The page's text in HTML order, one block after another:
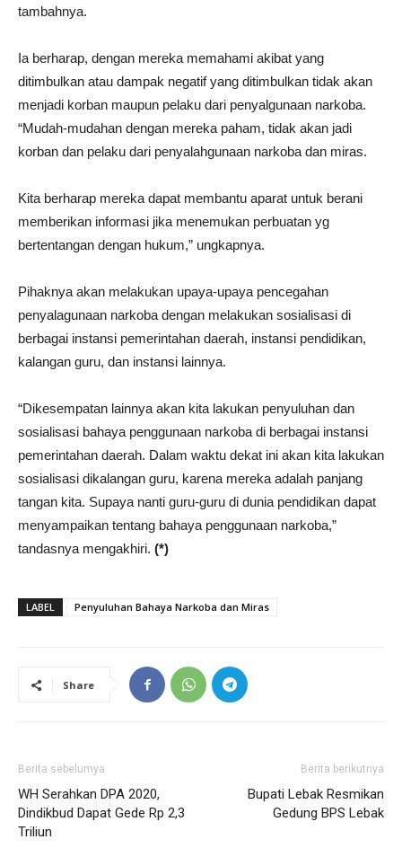
tambahnya.
Ia berharap, dengan mereka memahami akibat yang
ditimbulkan atau dampak negatif yang ditimbulkan tidak akan
menjadi korban maupun pelaku dari penyalgunaan narkoba.
“Mudah-mudahan dengan mereka paham, tidak akan jadi
korban dan pelaku dari penyalahgunaan narkoba dan miras.
Kita berharap mereka dapat membantu aparat untuk berani
memberikan informasi jika menemukan perbuatan yg
bertentangan dengan hukum,” ungkapnya.
Pihaknya akan melakukan upaya-upaya pencegahan
penyalagunaan narkoba dengan melakukan sosialisasi di
berbagai instansi pemerintahan daerah, instansi pendidikan,
kalangan guru, dan instansi lainnya.
“Dikesempatan lainnya akan kita lakukan penyuluhan dan
sosialisasi bahaya penggunaan narkoba di berbagai instansi
pemerintahan daerah. Dalam waktu dekat ini akan kita lakukan
sosialisasi dikalangan guru, karena mereka adalah panjang
tangan kita. Supaya nanti guru-guru di dunia pendidikan dapat
menyampaikan tentang bahaya penggunaan narkoba,”
tandasnya mengakhiri. (*)
LABEL Penyuluhan Bahaya Narkoba dan Miras
Share
Berita sebelumya
WH Serahkan DPA 2020,
Dindikbud Dapat Gede Rp 2,3
Triliun
Berita berikutnya
Bupati Lebak Resmikan
Gedung BPS Lebak